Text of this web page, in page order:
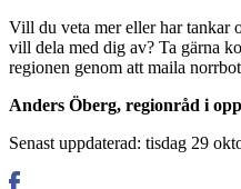
Vill du veta mer eller har tankar
vill dela med dig av? Ta gärna
regionen genom att maila
Anders Öberg, regionråd i
Senast uppdaterad: tisdag 29